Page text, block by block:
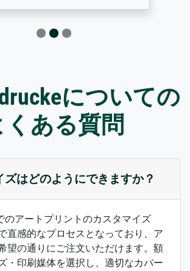
についての
くある質問
ズはどのようにできますか？
のアートプリントのカスタマイズ
直感的なプロセスとなっており、ア
望の通りにご注文いただけます。額
・印刷媒体を選択し、適切なカバー